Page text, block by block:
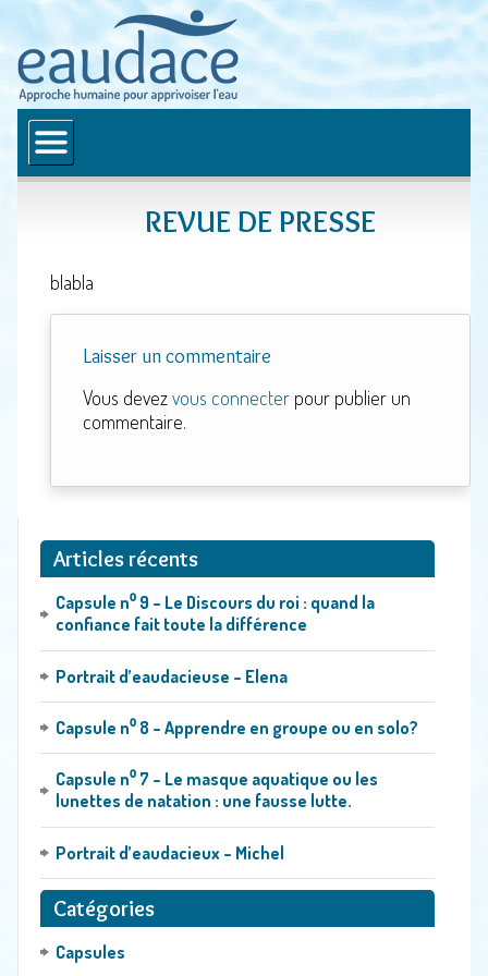
Qui sommes-nous ?
Mission et valeurs
Bibliographie
Où en êtes-vous ?
Services
Ce qu’on dit d’eaudace
Témoignages
Revue de presse
Nos partenaires
Contact
Blogue
REVUE DE PRESSE
blabla
Laisser un commentaire
Vous devezvous connecterpour publier un
commentaire.
Articles récents
Capsule n⁰ 9 – Le Discours du roi : quand la
confiance fait toute la différence
Portrait d’eaudacieuse – Elena
Capsule n⁰ 8 – Apprendre en groupe ou en solo?
Capsule n⁰ 7 – Le masque aquatique ou les
lunettes de natation : une fausse lutte.
Portrait d’eaudacieux – Michel
Catégories
Capsules